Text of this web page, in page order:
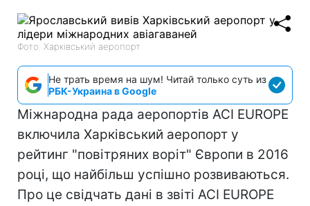
Фото: Харківський аеропорт
Не трать время на шум! Читай только суть из
РБК-Украина в Google
Міжнародна рада аеропортів ACI EUROPE
включила Харківський аеропорт у
рейтинг "повітряних воріт" Європи в 2016
році, що найбільш успішно розвиваються.
Про це свідчать дані в звіті ACI EUROPE